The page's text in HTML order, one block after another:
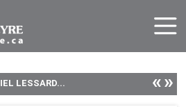
LESSARD... «»